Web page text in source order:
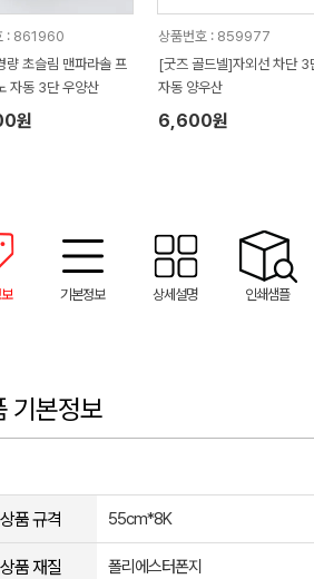
: 861960
량 초슬림 맨파라솔 프
자동 3단 우양산
원
상품번호 : 859977
[굿즈 골드넬]자외선 차단 3
자동 양우산
6,600원
기본정보 상세설명 인쇄샘플
기본정보
상품 규격 55cm*8K
상품 재질 폴리에스터폰지